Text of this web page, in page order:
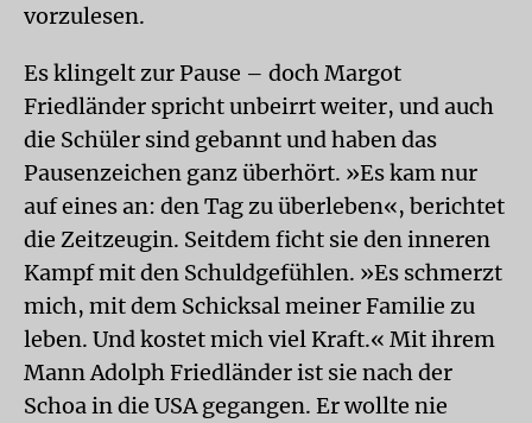
vorzulesen.
Es klingelt zur Pause – doch Margot
Friedländer spricht unbeirrt weiter, und auch
die Schüler sind gebannt und haben das
Pausenzeichen ganz überhört. »Es kam nur
auf eines an: den Tag zu überleben«, berichtet
die Zeitzeugin. Seitdem ficht sie den inneren
Kampf mit den Schuldgefühlen. »Es schmerzt
mich, mit dem Schicksal meiner Familie zu
leben. Und kostet mich viel Kraft.« Mit ihrem
Mann Adolph Friedländer ist sie nach der
Schoa in die USA gegangen. Er wollte nie